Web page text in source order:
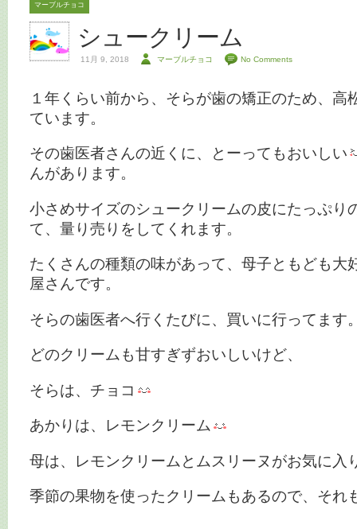
マーブルチョコ
シュークリーム
11月 9, 2018 マーブルチョコ No Comments
１年くらい前から、そらが歯の矯正のため、高
ています。
その歯医者さんの近くに、とーってもおいしい
んがあります。
小さめサイズのシュークリームの皮にたっぷり
て、量り売りをしてくれます。
たくさんの種類の味があって、母子ともども大
屋さんです。
そらの歯医者へ行くたびに、買いに行ってます
どのクリームも甘すぎずおいしいけど、
そらは、チョコ
あかりは、レモンクリーム
母は、レモンクリームとムスリーヌがお気に入
季節の果物を使ったクリームもあるので、それ